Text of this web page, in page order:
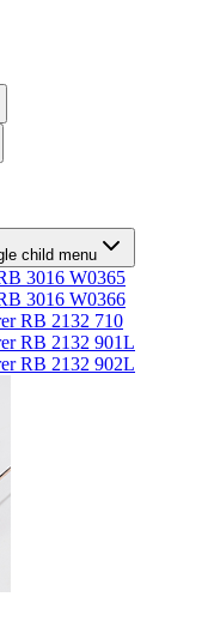
child menu
3016 W0365
3016 W0366
RB 2132 710
RB 2132 901L
RB 2132 902L